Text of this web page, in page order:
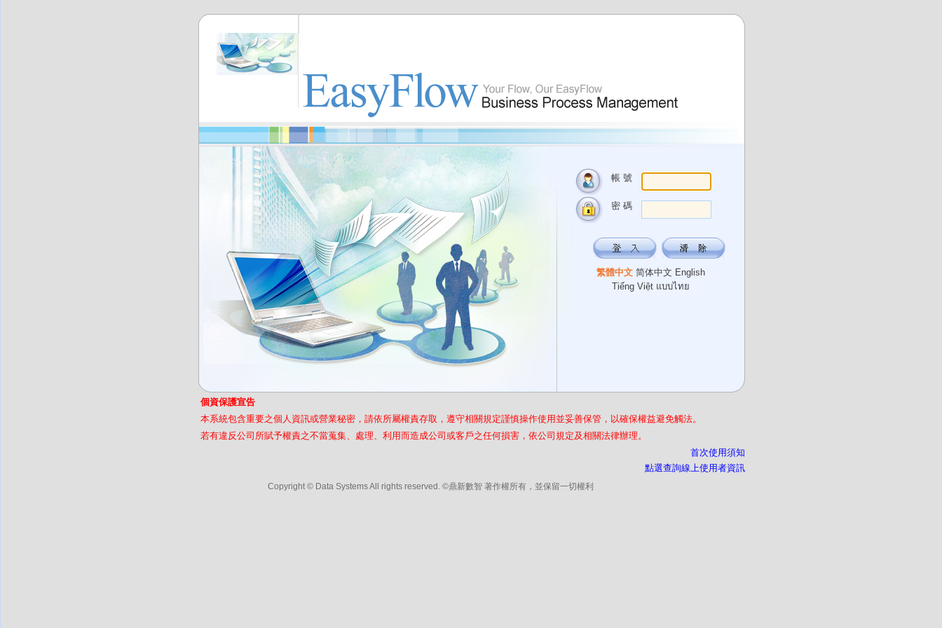
帳 號
密 碼
繁體中文 简体中文 English
Tiếng Việt แบบไทย
個資保護宣告
本系統包含重要之個人資訊或營業秘密，請依所屬權責存取，遵守相關規定謹慎操作使用並妥善保管，以確保權益避免觸法。
若有違反公司所賦予權責之不當蒐集、處理、利用而造成公司或客戶之任何損害，依公司規定及相關法律辦理。
首次使用須知
點選查詢線上使用者資訊
Copyright © Data Systems All rights reserved. ©鼎新數智 著作權所有，並保留一切權利